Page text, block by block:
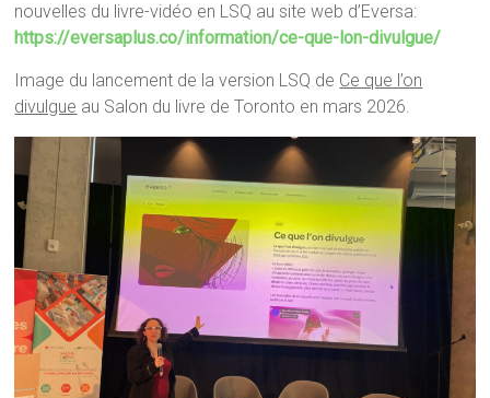
nouvelles du livre-vidéo en LSQ au site web d’Eversa:
https://eversaplus.co/information/ce-que-lon-divulgue/
Image du lancement de la version LSQ de Ce que l’on
divulgue au Salon du livre de Toronto en mars 2026.